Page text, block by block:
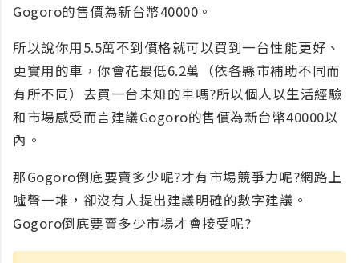
Gogoro的售價為新台幣40000。
所以說你用5.5萬不到價格就可以買到一台性能更好、
更實用的車，你會花最低6.2萬（依各縣市補助不同而
有所不同）去買一台未知的車嗎?所以個人以生活經驗
和市場感受而言建議Gogoro的售價為新台幣40000以
內。
那Gogoro倒底要賣多少呢?才有市場競爭力呢?網路上
噓聲一堆，卻沒有人提出建議明確的數字建議。
Gogoro倒底要賣多少市場才會接受呢?